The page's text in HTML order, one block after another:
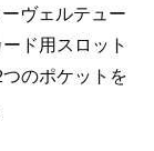
ヴェルテュー
ド用スロット
のポケットを